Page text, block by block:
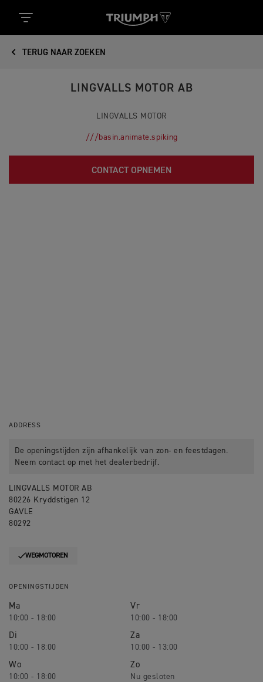
TERUG NAAR ZOEKEN
LINGVALLS MOTOR AB
LINGVALLS MOTOR
///basin.animate.spiking
CONTACT OPNEMEN
ADDRESS
De openingstijden zijn afhankelijk van zon- en feestdagen.
Neem contact op met het dealerbedrijf.
LINGVALLS MOTOR AB
80226 Kryddstigen 12
GAVLE
80292
WEGMOTOREN
OPENINGSTIJDEN
Ma
10:00 - 18:00
Di
10:00 - 18:00
Wo
10:00 - 18:00
Vr
10:00 - 18:00
Za
10:00 - 13:00
Zo